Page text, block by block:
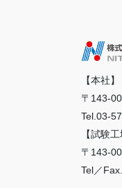
【本社】
〒143-
Tel.03-
【試験工
〒143-
Tel／